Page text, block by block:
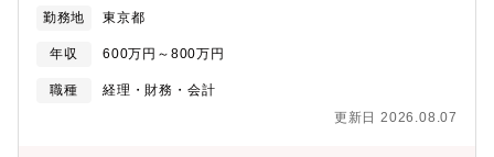
予算・KPIの策定から進捗管理、課題分析、および実行の支援■匿
の部門横断プロジェクトの立案から実行M&Aに伴う各種PMIその
資産を活かしたイノベーションの模索新領域の立ち上げや新規サ
ービス・機能構想の具現化国内最大級のリーガルデータや専門家
割が期待されます。■募集背景経営層やパートナーの意思決定をよ
り強力に支援し、セクターやアカウント活動の推進力を高めるた
め、組織改革と効率化を進めています。前任者の退職による欠員
補充に加え、組織の成長と変革を加速させるための仲間を迎え入
件状況を「見える化」し、意思決定できるよう、レポーティング
勤務地 東京都
年収 600万円～800万円
職種
経理・財務・会計
更新日 2026.08.07